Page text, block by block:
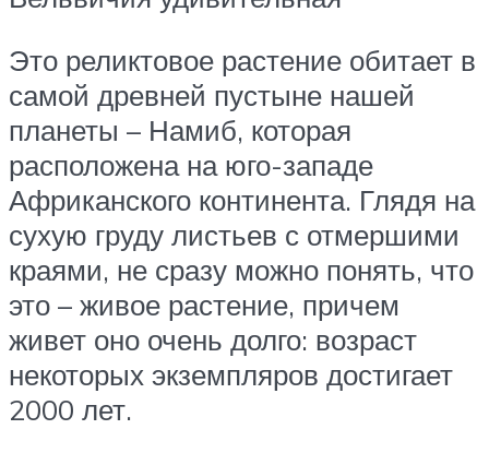
Это реликтовое растение обитает в
самой древней пустыне нашей
планеты – Намиб, которая
расположена на юго-западе
Африканского континента. Глядя на
сухую груду листьев с отмершими
краями, не сразу можно понять, что
это – живое растение, причем
живет оно очень долго: возраст
некоторых экземпляров достигает
2000 лет.